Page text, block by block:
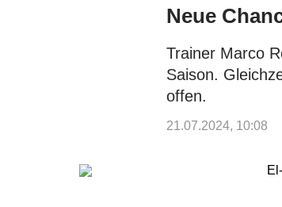
Neue
Trainer Marco
Saison.
offen.
21.07.2024, 10:08